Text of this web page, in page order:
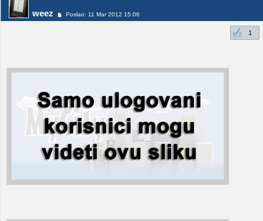
weez Poslao: 11 Mar 2012 15:06
1